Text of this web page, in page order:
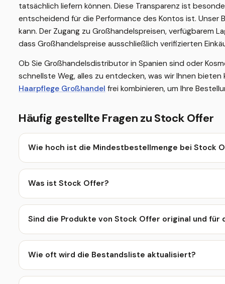
tatsächlich liefern können. Diese Transparenz ist
entscheidend für die Performance des Kontos ist. Unser
kann. Der Zugang zu Großhandelspreisen, verfügbarem
dass Großhandelspreise ausschließlich verifizierten
Ob Sie Großhandelsdistributor in Spanien sind oder
schnellste Weg, alles zu entdecken, was wir Ihnen bieten
Haarpflege Großhandel frei kombinieren, um Ihre
Häufig gestellte Fragen zu Stock Offer
Wie hoch ist die Mindestbestellmenge bei Stock
Was ist Stock Offer?
Sind die Produkte von Stock Offer original und für
Wie oft wird die Bestandsliste aktualisiert?